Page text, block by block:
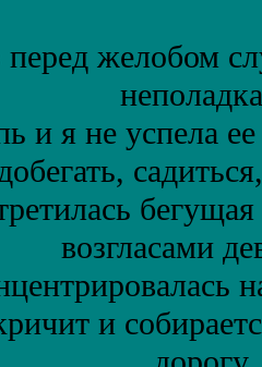
перед желобом
и я не успела
возгласами
и